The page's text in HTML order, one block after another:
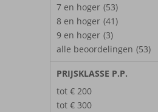
7 en hoger (53)
8 en hoger (41)
9 en hoger (3)
alle beoordelingen (53)
PRIJSKLASSE P.P.
tot € 200
tot € 300